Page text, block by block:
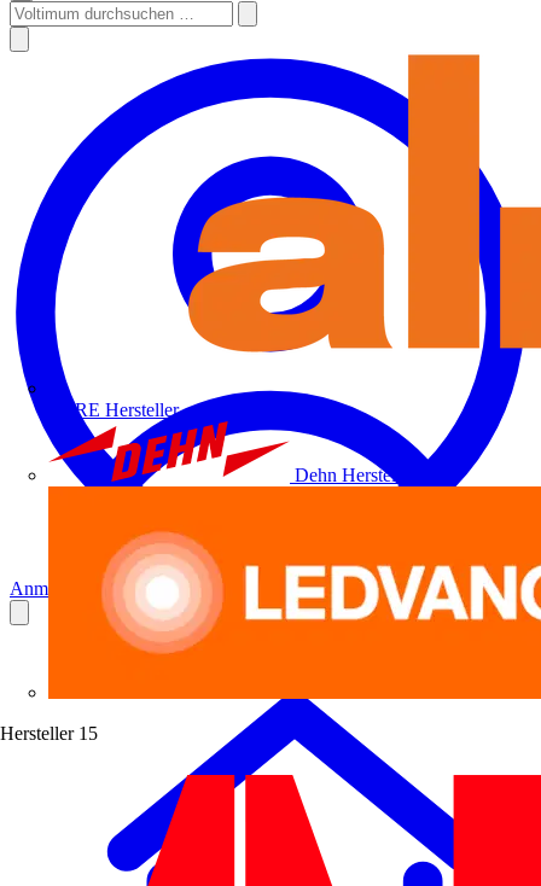
ALRE Hersteller
Dehn Hersteller
Hersteller 15
Anmelden Registrierung